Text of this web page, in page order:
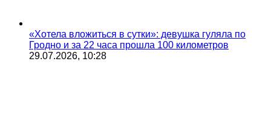
«Хотела вложиться в сутки»: девушка гуляла по
Гродно и за 22 часа прошла 100 километров
29.07.2026, 10:28